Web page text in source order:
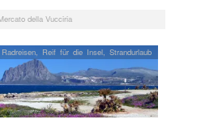
della Vucciria
Radreisen, Reif für die Insel,Strandurlaub